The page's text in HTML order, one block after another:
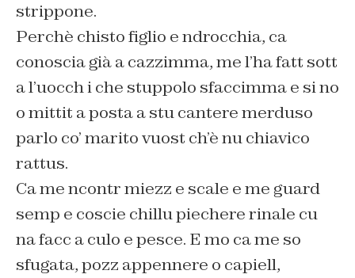
strippone.
Perchè chisto figlio e ndrocchia, ca
conoscia già a cazzimma, me l’ha fatt sott
a l’uocch i che stuppolo sfaccimma e si no
o mittit a posta a stu cantere merduso
parlo co’ marito vuost ch’è nu chiavico
rattus.
Ca me ncontr miezz e scale e me guard
semp e coscie chillu piechere rinale cu
na facc a culo e pesce. E mo ca me so
sfugata, pozz appennere o capiell,